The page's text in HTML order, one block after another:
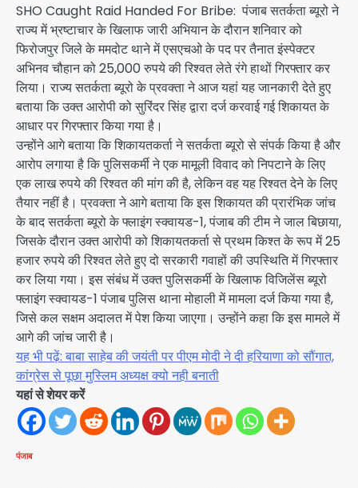
SHO Caught Raid Handed For Bribe: पंजाब सतर्कता ब्यूरो ने
राज्य में भ्रष्टाचार के खिलाफ जारी अभियान के दौरान शनिवार को
फिरोजपुर जिले के ममदोट थाने में एसएचओ के पद पर तैनात इंस्पेक्टर
अभिनव चौहान को 25,000 रुपये की रिश्वत लेते रंगे हाथों गिरफ्तार कर
लिया। राज्य सतर्कता ब्यूरो के प्रवक्ता ने आज यहां यह जानकारी देते हुए
बताया कि उक्त आरोपी को सुरिंदर सिंह द्वारा दर्ज करवाई गई शिकायत के
आधार पर गिरफ्तार किया गया है।
उन्होंने आगे बताया कि शिकायतकर्ता ने सतर्कता ब्यूरो से संपर्क किया है और
आरोप लगाया है कि पुलिसकर्मी ने एक मामूली विवाद को निपटाने के लिए
एक लाख रुपये की रिश्वत की मांग की है, लेकिन वह यह रिश्वत देने के लिए
तैयार नहीं है। प्रवक्ता ने आगे बताया कि इस शिकायत की प्रारंभिक जांच
के बाद सतर्कता ब्यूरो के फ्लाइंग स्क्वायड-1, पंजाब की टीम ने जाल बिछाया,
जिसके दौरान उक्त आरोपी को शिकायतकर्ता से प्रथम किश्त के रूप में 25
हजार रुपये की रिश्वत लेते हुए दो सरकारी गवाहों की उपस्थिति में गिरफ्तार
कर लिया गया। इस संबंध में उक्त पुलिसकर्मी के खिलाफ विजिलेंस ब्यूरो
फ्लाइंग स्क्वायड-1 पंजाब पुलिस थाना मोहाली में मामला दर्ज किया गया है,
जिसे कल सक्षम अदालत में पेश किया जाएगा। उन्होंने कहा कि इस मामले में
आगे की जांच जारी है।
यह भी पढ़ें: बाबा साहेब की जयंती पर पीएम मोदी ने दी हरियाणा को सौंगात,
कांग्रेस से पूछा मुस्लिम अध्यक्ष क्यो नही बनाती
यहां से शेयर करें
पंजाब